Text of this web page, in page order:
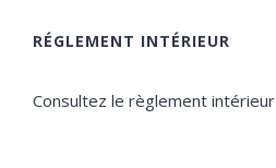
RÉGLEMENT INTÉRIEUR
Consultez le règlement intérieur